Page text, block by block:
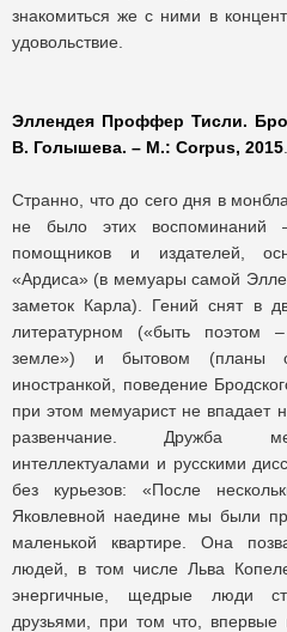
знакомиться же с ними в
удовольствие.
Эллендея Проффер Тисли.
В. Голышева. – М.: Corpus, 2015
Странно, что до сего дня в
не было этих
помощников и издателей,
«Ардиса» (в мемуары самой
заметок Карла). Гений снят в
литературном («быть поэтом
земле») и бытовом (планы
иностранкой, поведение
при этом мемуарист не впадает
развенчание. Дружба
интеллектуалами и русскими
без курьезов: «После
Яковлевной наедине мы были
маленькой квартире. Она
людей, в том числе Льва
энергичные, щедрые люди
друзьями, при том что, впервые